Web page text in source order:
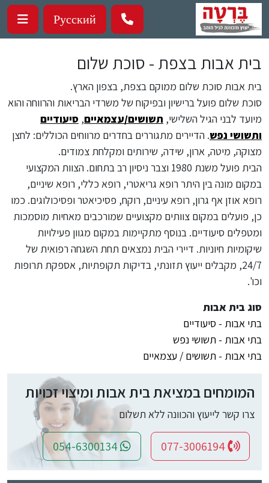
דילוג לתוכן העיקרי
Русский
בית אבות בצפת - סוכת שלום
בית אבות סוכת שלום ממוקם בצפת, בצפון הארץ.
סוכת שלום פועל ברישיון ובפיקוח של משרדי הבריאות והרווחה והוא
מיועד לבני הגיל השלישי, תשושים/עצמאיים, סיעודיים
ותשושי נפש. הדיירים מתגוררים בחדרים מרווחים הכוללים: לחצן
מצוקה, מיטה, ארון, שידה, שירותים ומקלחת צמודים.
הבית פועל משנת 1980 וצבר ניסיון רב בתחום. הצוות המקצועי
במקום מונה בין היתר רופא גריאטרי, רופא כללי, רופא שיניים,
רופא אוזן אף גרון, רופא עיניים, רוקח, פסיכיאטר ופסיכולוגים. כמו
כן, פועלים במקום צוותים מקצועיים שמורכבים מאחיות מוסמכות
ומטפלים סיעודיים. בנוסף מתקיימות במקום מגוון פעילויות
שיקומיות חיוניות. דיירי הבית נמצאים תחת השגחה רפואית של
24/7, מקבלים ייעוץ תזונתי, בדיקות תקופתיות, אספקת תרופות
וכו'.
סוג בית אבות
בתי אבות - סיעודיים
בתי אבות - תשושי נפש
בתי אבות - תשושים / עצמאיים
המומחים במציאת בית אבות ומיצוי זכויות
צרו קשר לייעוץ והכוונה ללא תשלום